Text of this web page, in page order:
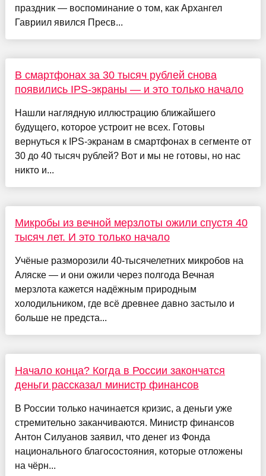
праздник — воспоминание о том, как Архангел
Гавриил явился Пресв...
В смартфонах за 30 тысяч рублей снова
появились IPS-экраны — и это только начало
Нашли наглядную иллюстрацию ближайшего
будущего, которое устроит не всех. Готовы
вернуться к IPS-экранам в смартфонах в сегменте от
30 до 40 тысяч рублей? Вот и мы не готовы, но нас
никто и...
Микробы из вечной мерзлоты ожили спустя 40
тысяч лет. И это только начало
Учёные разморозили 40-тысячелетних микробов на
Аляске — и они ожили через полгода Вечная
мерзлота кажется надёжным природным
холодильником, где всё древнее давно застыло и
больше не предста...
Начало конца? Когда в России закончатся
деньги рассказал министр финансов
В России только начинается кризис, а деньги уже
стремительно заканчиваются. Министр финансов
Антон Силуанов заявил, что денег из Фонда
национального благосостояния, которые отложены
на чёрн...